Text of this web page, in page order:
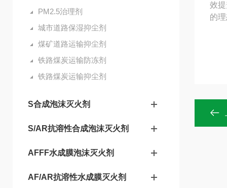
PM2.5治理剂
城市道路保湿抑尘剂
煤矿道路运输抑尘剂
铁路煤炭运输防冻剂
铁路煤炭运输抑尘剂
S合成泡沫灭火剂
S/AR抗溶性合成泡沫灭火剂
AFFF水成膜泡沫灭火剂
AF/AR抗溶性水成膜灭火剂
效
的